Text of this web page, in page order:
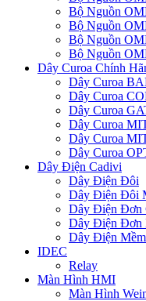
Bộ Nguồn
Bộ Nguồn
Bộ Nguồn
Bộ Nguồn
Dây Curoa Chính
Dây Curoa
Dây Curoa
Dây Curoa
Dây Curoa
Dây Curoa
Dây Curoa
Dây Điện Cadivi
Dây Điện Đôi
Dây Điện Đôi
Dây Điện Đơn
Dây Điện Đơn
Dây Điện
IDEC
Relay
Màn Hình HMI
Màn Hình